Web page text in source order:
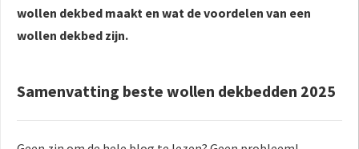
wollen dekbed maakt en wat de voordelen van een
wollen dekbed zijn.
Samenvatting beste wollen dekbedden 2025